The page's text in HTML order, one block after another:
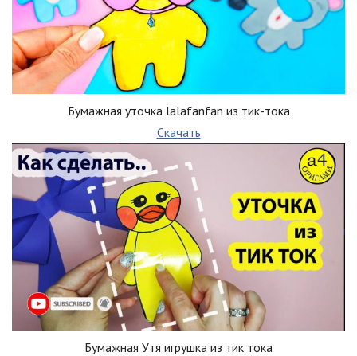
Бумажная уточка lalafanfan из тик-тока
Скачать
Бумажная Утя игрушка из тик тока